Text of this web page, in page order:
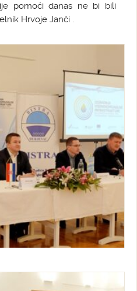
pomoći danas ne bi bili
Hrvoje Janči .